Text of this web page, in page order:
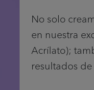
No solo
en nuestra
Acrílato);
resultados